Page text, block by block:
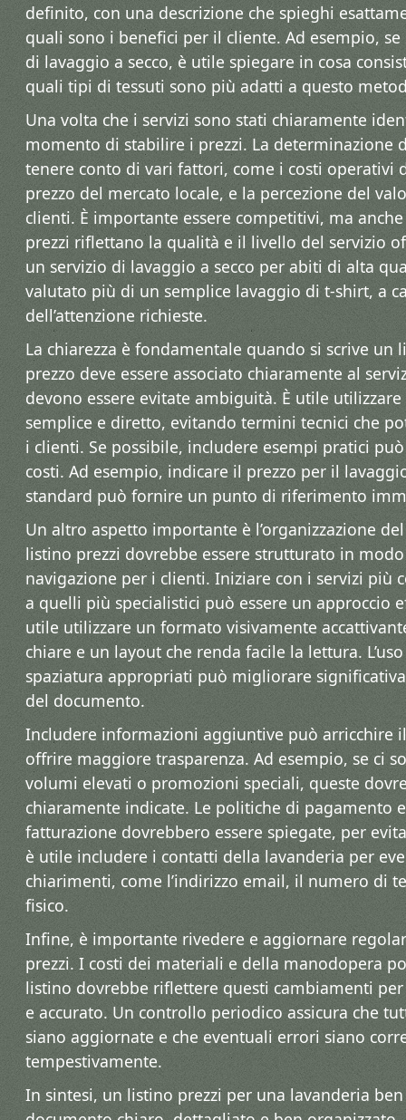
definito, con una descrizione che spieghi
quali sono i benefici per il cliente. Ad esempio,
di lavaggio a secco, è utile spiegare in cosa
quali tipi di tessuti sono più adatti a questo
Una volta che i servizi sono stati chiaramente
momento di stabilire i prezzi. La determinazione
tenere conto di vari fattori, come i costi operativi
prezzo del mercato locale, e la percezione del
clienti. È importante essere competitivi, ma
prezzi riflettano la qualità e il livello del servizio
un servizio di lavaggio a secco per abiti di alta
valutato più di un semplice lavaggio di t-shirt, a
dell’attenzione richieste.
La chiarezza è fondamentale quando si scrive un
prezzo deve essere associato chiaramente al
devono essere evitate ambiguità. È utile
semplice e diretto, evitando termini tecnici che
i clienti. Se possibile, includere esempi pratici
costi. Ad esempio, indicare il prezzo per il
standard può fornire un punto di riferimento
Un altro aspetto importante è l’organizzazione
listino prezzi dovrebbe essere strutturato in
navigazione per i clienti. Iniziare con i servizi più
a quelli più specialistici può essere un approccio
utile utilizzare un formato visivamente
chiare e un layout che renda facile la lettura.
spaziatura appropriati può migliorare
del documento.
Includere informazioni aggiuntive può arricchire
offrire maggiore trasparenza. Ad esempio, se ci
volumi elevati o promozioni speciali, queste
chiaramente indicate. Le politiche di pagamento
fatturazione dovrebbero essere spiegate, per
è utile includere i contatti della lavanderia per
chiarimenti, come l’indirizzo email, il numero di
fisico.
Infine, è importante rivedere e aggiornare
prezzi. I costi dei materiali e della manodopera
listino dovrebbe riflettere questi cambiamenti
e accurato. Un controllo periodico assicura che
siano aggiornate e che eventuali errori siano
tempestivamente.
In sintesi, un listino prezzi per una lavanderia